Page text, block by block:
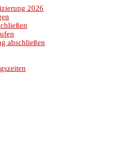
2026
abschließen